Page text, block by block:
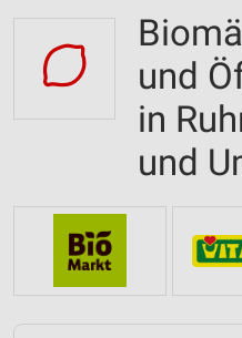
und
in
und